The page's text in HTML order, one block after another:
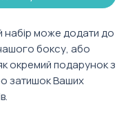
набір може додати до
боксу, або
окремий подарунок з
затишок Ваших